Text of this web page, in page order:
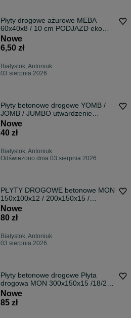
Płyty drogowe ażurowe MEBA
60x40x8 / 10 cm PODJAZD eko
krata betonowa
Nowe
6,50 zł
Białystok, Antoniuk
03 sierpnia 2026
Płyty betonowe drogowe YOMB /
JOMB / JUMBO utwardzenie
100x75x12,5cm
Nowe
40 zł
Białystok, Antoniuk
Odświeżono dnia 03 sierpnia 2026
PŁYTY DROGOWE betonowe MON
150x100x12 / 200x150x15 /
250x150x15 małe
Nowe
80 zł
Białystok, Antoniuk
03 sierpnia 2026
Płyty betonowe drogowe Płyta
drogowa MON 300x150x15 /18/20
cm Białystok
Nowe
85 zł